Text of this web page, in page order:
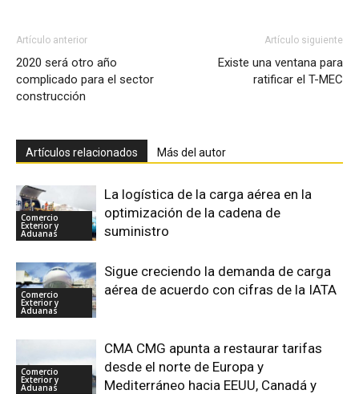
Artículo anterior
2020 será otro año
complicado para el sector
construcción
Artículo siguiente
Existe una ventana para
ratificar el T-MEC
Artículos relacionados Más del autor
Comercio
Exterior y
Aduanas
La logística de la carga aérea en la
optimización de la cadena de
suministro
Comercio
Exterior y
Aduanas
Sigue creciendo la demanda de carga
aérea de acuerdo con cifras de la IATA
Comercio
Exterior y
Aduanas
CMA CMG apunta a restaurar tarifas
desde el norte de Europa y
Mediterráneo hacia EEUU, Canadá y